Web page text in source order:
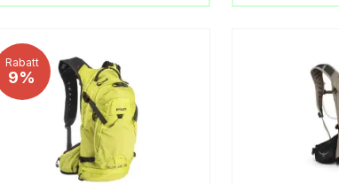
Rabatt
9%